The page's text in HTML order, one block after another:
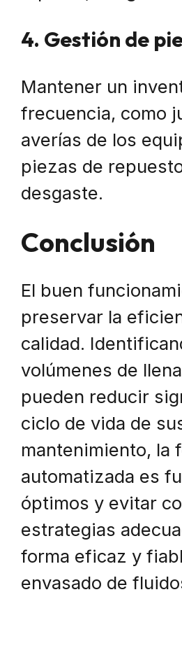
4. Gestión de
Mantener un
frecuencia, como
averías de los
piezas de
desgaste.
Conclusión
El buen
preservar la
calidad.
volúmenes de
pueden reducir
ciclo de vida de
mantenimiento, la
automatizada es
óptimos y evitar
estrategias
forma eficaz y
envasado de